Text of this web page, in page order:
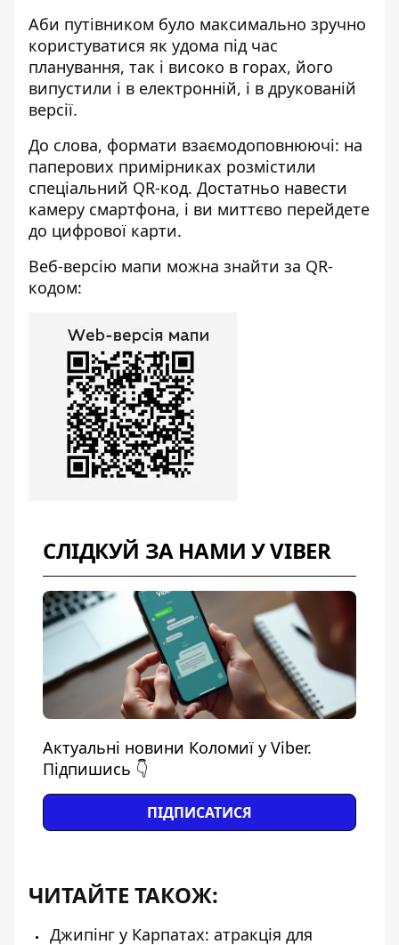
Аби путівником було максимально зручно
користуватися як удома під час
планування, так і високо в горах, його
випустили і в електронній, і в друкованій
версії.
До слова, формати взаємодоповнюючі: на
паперових примірниках розмістили
спеціальний QR-код. Достатньо навести
камеру смартфона, і ви миттєво перейдете
до цифрової карти.
Веб-версію мапи можна знайти за QR-
кодом:
СЛІДКУЙ ЗА НАМИ У VIBER
Актуальні новини Коломиї у Viber.
Підпишись 👇
ПІДПИСАТИСЯ
ЧИТАЙТЕ ТАКОЖ:
Джипінг у Карпатах: атракція для